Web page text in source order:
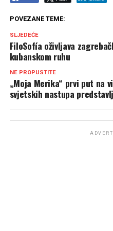
POVEZANE TEME:
SLJEDEĆE
FiloSofía oživljava
kubanskom ruhu
NE PROPUSTITE
„Moja Merika“ prvi put na
svjetskih nastupa